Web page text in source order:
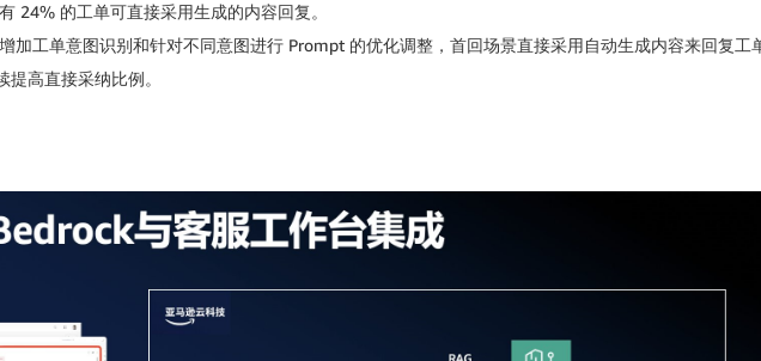
24% 的工单可直接采用生成的内容回复。
加工单意图识别和针对不同意图进行 Prompt 的优化调整，首回场景直接采用自动生成内容来回复工
高直接采纳比例。